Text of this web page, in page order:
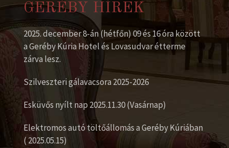
GERÉBY HÍREK
2025. december 8-án (hétfőn) 09 és 16 óra között
a Geréby Kúria Hotel és Lovasudvar étterme
zárva lesz.
Szilveszteri gálavacsora 2025-2026
Esküvős nyílt nap 2025.11.30 (Vasárnap)
Elektromos autó töltőállomás a Geréby Kúriában
( 2025.05.15)